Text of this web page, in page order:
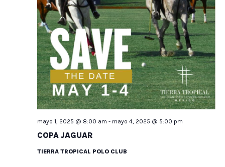
COPA JAGUAR
mayo 1, 2025 @ 8:00 am - mayo 4, 2025 @ 5:00 pm
TIERRA TROPICAL POLO CLUB